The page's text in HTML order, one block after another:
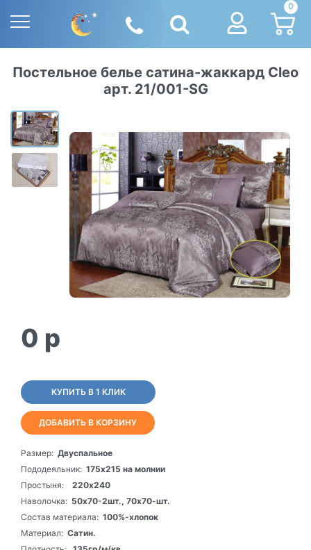
0
Постельное белье сатина-жаккард Cleo
арт. 21/001-SG
0 p
КУПИТЬ В 1 КЛИК
ДОБАВИТЬ В КОРЗИНУ
Размер: Двуспальное
Пододеяльник: 175х215 на молнии
Простыня:
220х240
Наволочка: 50х70-2шт., 70х70-шт.
Состав материала: 100%-хлопок
Материал: Сатин.